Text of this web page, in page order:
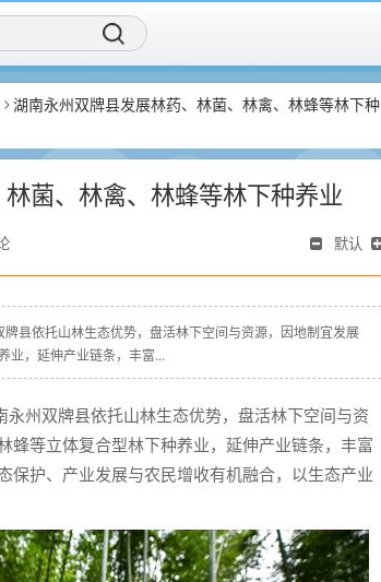
湖南永州双牌县发展林药、林菌、林禽、林蜂等林下种
菌、林禽、林蜂等林下种养业
默认
县依托山林生态优势，盘活林下空间与资源，因地制宜发展
业，延伸产业链条，丰富...
永州双牌县依托山林生态优势，盘活林下空间与资
蜂等立体复合型林下种养业，延伸产业链条，丰富
保护、产业发展与农民增收有机融合，以生态产业